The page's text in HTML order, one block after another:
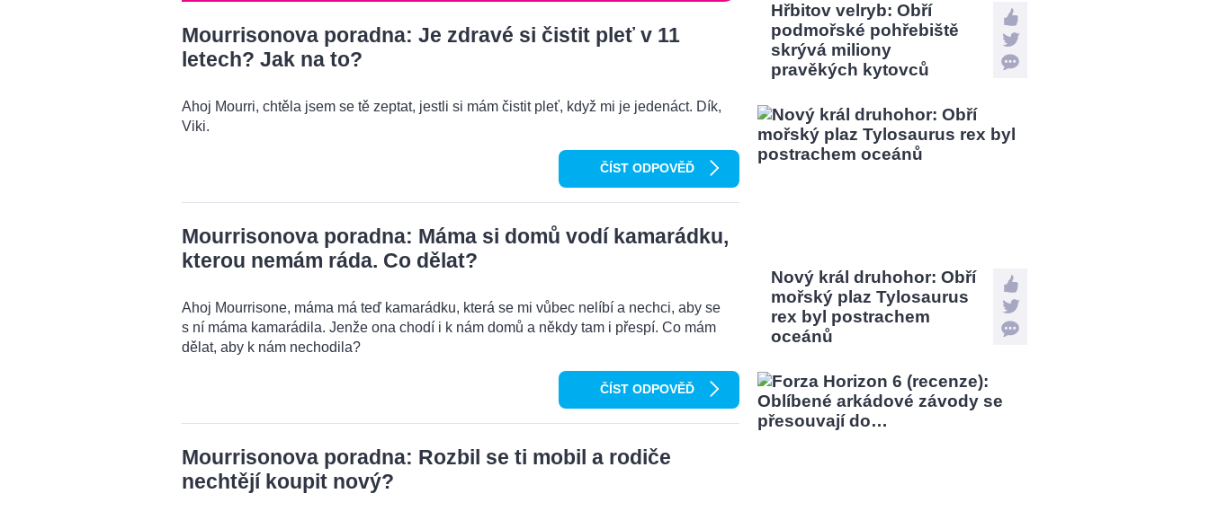
Mourrisonova poradna: Je zdravé si čistit pleť v 11
letech? Jak na to?
Ahoj Mourri, chtěla jsem se tě zeptat, jestli si mám čistit pleť, když mi je jedenáct. Dík,
Viki.
ČÍST ODPOVĚĎ
Mourrisonova poradna: Máma si domů vodí kamarádku,
kterou nemám ráda. Co dělat?
Ahoj Mourrisone, máma má teď kamarádku, která se mi vůbec nelíbí a nechci, aby se
s ní máma kamarádila. Jenže ona chodí i k nám domů a někdy tam i přespí. Co mám
dělat, aby k nám nechodila?
ČÍST ODPOVĚĎ
Mourrisonova poradna: Rozbil se ti mobil a rodiče
nechtějí koupit nový?
Hřbitov velryb: Obří
podmořské pohřebiště
skrývá miliony
pravěkých kytovců
Nový král druhohor: Obří
mořský plaz Tylosaurus
rex byl postrachem
oceánů